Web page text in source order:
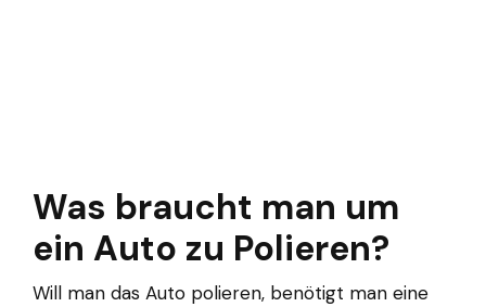
Was braucht man um
ein Auto zu Polieren?
Will man das Auto polieren, benötigt man eine